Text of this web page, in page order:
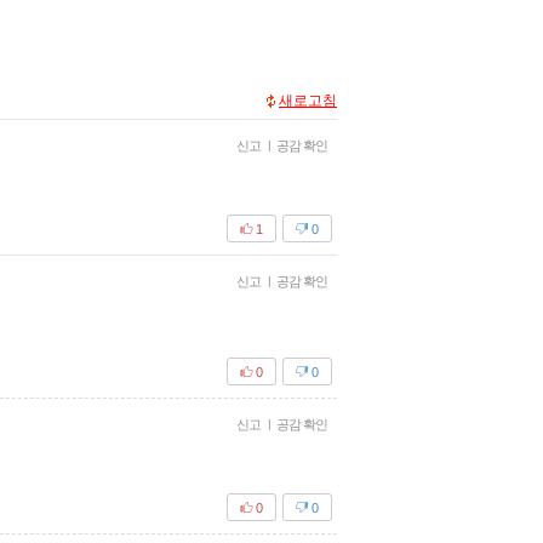
새로고침
신고 공감 확인
0
1
신고 공감 확인
0
0
신고 공감 확인
0
0